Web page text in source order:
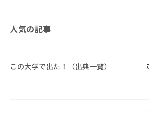
人気の記事
この大学で出た！（出典一覧）